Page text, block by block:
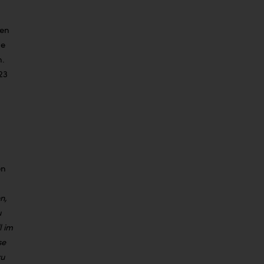
im